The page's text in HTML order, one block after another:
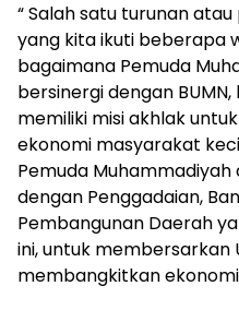
“ Salah satu turunan
yang kita ikuti beberapa
bagaimana Pemuda
bersinergi dengan
memiliki misi akhlak
ekonomi masyarakat
Pemuda
dengan Penggadaian,
Pembangunan Daerah
ini, untuk membersarkan
membangkitkan